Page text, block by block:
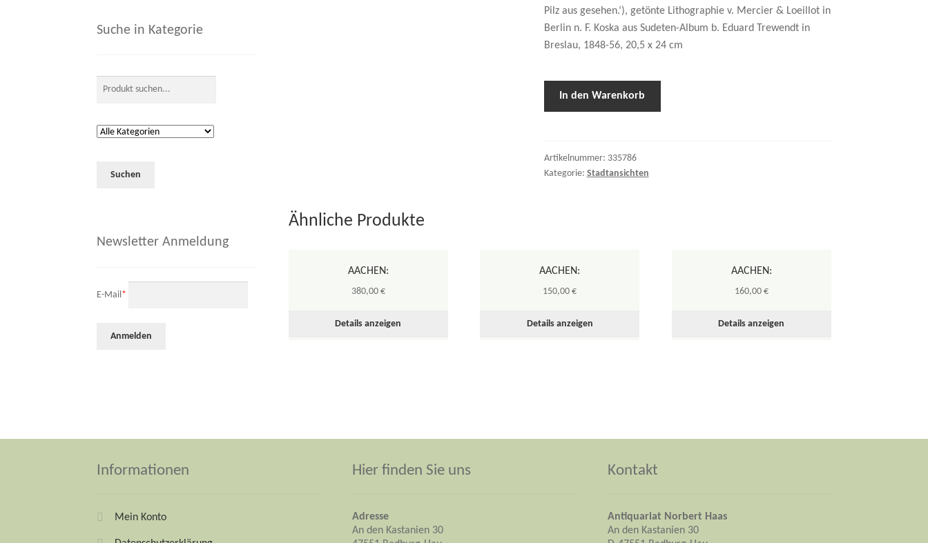
Pilz aus gesehen.‘), getönte Lithographie v. Mercier & Loeillot in
Berlin n. F. Koska aus Sudeten-Album b. Eduard Trewendt in
Breslau, 1848-56, 20,5 x 24 cm
In den Warenkorb
Artikelnummer: 335786
Kategorie: Stadtansichten
Ähnliche Produkte
AACHEN:
380,00 €
Details anzeigen
AACHEN:
150,00€
Details anzeigen
AACHEN:
160,00 €
Details anzeigen
Suche in Kategorie
Newsletter Anmeldung
E-Mail *
Informationen
Mein Konto
Hier finden Sie uns
Adresse
An den Kastanien 30
Kontakt
Antiquariat Norbert Haas
An den Kastanien 30